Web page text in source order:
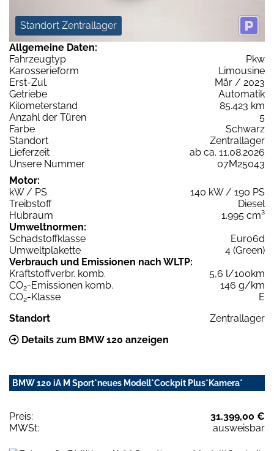
Standort Zentrallager
Allgemeine Daten:
Fahrzeugtyp
Pkw
Karosserieform
Limousine
Erst-Zul.
Mär / 2023
Getriebe
Automatik
Kilometerstand
85.423 km
Anzahl der Türen
5
Farbe
Schwarz
Standort
Zentrallager
Lieferzeit
ab ca. 11.08.2026
Unsere Nummer
07M25043
Motor:
kW / PS
140 kW / 190 PS
Treibstoff
Diesel
Hubraum
1.995 cm³
Umweltnormen:
Schadstoffklasse
Euro6d
Umweltplakette
4 (Green)
Verbrauch und Emissionen nach WLTP:
Kraftstoffverbr. komb.
5,6 l/100km
CO2-Emissionen komb.
146 g/km
CO2-Klasse
E
Standort
Zentrallager
Details zum BMW 120 anzeigen
BMW 120 iA M Sport*neues Modell*Cockpit Plus*Kamera*
Preis:
31.399,00 €
MWSt:
ausweisbar